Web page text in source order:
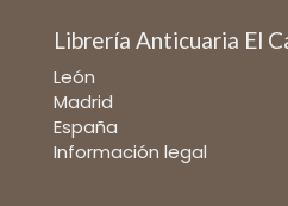
Librería Anticuaria El
León
Madrid
España
Información legal